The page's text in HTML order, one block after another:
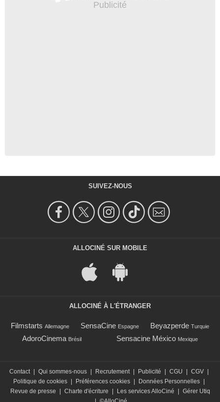
SUIVEZ-NOUS
ALLOCINÉ SUR MOBILE
ALLOCINÉ À L'ÉTRANGER
Filmstarts Allemagne SensaCine Espagne Beyazperde Turquie
AdoroCinema Brésil Sensacine México Mexique
Contact Qui sommes-nous Recrutement Publicité CGU CGV
Politique de cookies
Préférences cookies Données Personnelles
Revue de presse
Charte d'écriture Les services AlloCiné
Gérer Utiq